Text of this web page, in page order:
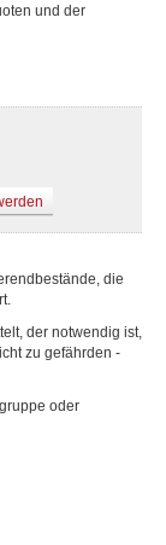
und der
die
der notwendig ist,
zu gefährden -
oder